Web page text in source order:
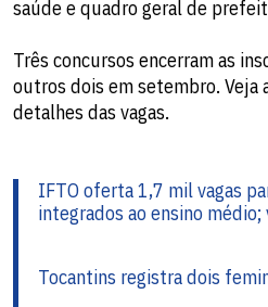
saúde e quadro geral de
Três concursos encerram as
outros dois em setembro. Veja
detalhes das vagas.
IFTO oferta 1,7 mil vagas
integrados ao ensino
Tocantins registra dois